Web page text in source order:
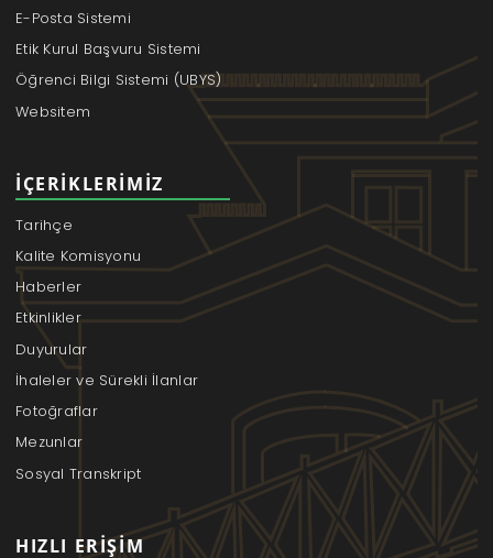
E-Posta Sistemi
Etik Kurul Başvuru Sistemi
Öğrenci Bilgi Sistemi (UBYS)
Websitem
İÇERIKLERIMIZ
Tarihçe
Kalite Komisyonu
Haberler
Etkinlikler
Duyurular
İhaleler ve Sürekli İlanlar
Fotoğraflar
Mezunlar
Sosyal Transkript
HIZLI ERIŞIM